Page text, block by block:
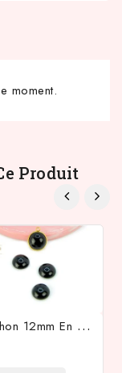
moment.
Produit
C
Abochon 12mm En Agate Naturelle Teintée Noir